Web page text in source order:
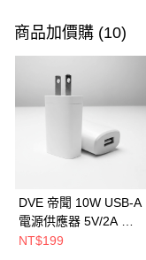
信用卡一次付款
3 期 0 利率 每期
華南商業銀行
上海商業儲蓄銀行
臺灣中小企業銀行
匯豐（台灣）商業銀行
聯邦商業銀行
元大商業銀行
合作金庫商業銀行
國泰世華商業銀行
臺灣中小企業銀行
匯豐（台灣）商業銀行
街口支付
悠遊付
商品加價購 (10)
DVE 帝聞 10W USB-A
電源供應器 5V/2A 充
電頭 (適用閱讀器、小
NT$199